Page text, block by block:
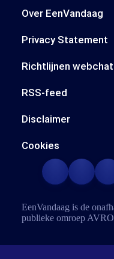
Over EenVandaag
Privacy Statement
Richtlijnen webchat
RSS-feed
Disclaimer
Cookies
EenVandaag is de
publieke omroep